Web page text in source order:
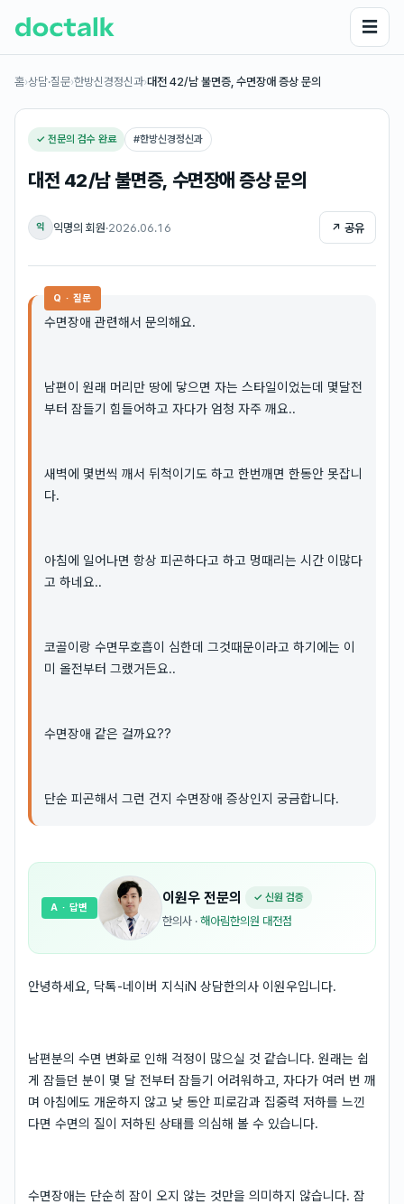
☰
홈›상담·질문›한방신경정신과›대전 42/남 불면증, 수면장애 증상 문의
✓ 전문의 검수 완료 #한방신경정신과
대전 42/남 불면증, 수면장애 증상 문의
익 익명의 회원·2026.06.16 ↗ 공유
Q · 질문
수면장애 관련해서 문의해요.
남편이 원래 머리만 땅에 닿으면 자는 스타일이었는데 몇달전
부터 잠들기 힘들어하고 자다가 엄청 자주 깨요..
새벽에 몇번씩 깨서 뒤척이기도 하고 한번깨면 한동안 못잡니
다.
아침에 일어나면 항상 피곤하다고 하고 멍때리는 시간 이많다
고 하네요..
코골이랑 수면무호흡이 심한데 그것때문이라고 하기에는 이
미 올전부터 그랬거든요..
수면장애 같은 걸까요??
단순 피곤해서 그런 건지 수면장애 증상인지 궁금합니다.
이원우 전문의 ✓ 신원 검증
한의사 · 해아림한의원 대전점
A · 답변
안녕하세요, 닥톡-네이버 지식iN 상담한의사 이원우입니다.
남편분의 수면 변화로 인해 걱정이 많으실 것 같습니다. 원래는 쉽
게 잠들던 분이 몇 달 전부터 잠들기 어려워하고, 자다가 여러 번 깨
며 아침에도 개운하지 않고 낮 동안 피로감과 집중력 저하를 느낀
다면 수면의 질이 저하된 상태를 의심해 볼 수 있습니다.
수면장애는 단순히 잠이 오지 않는 것만을 의미하지 않습니다. 잠